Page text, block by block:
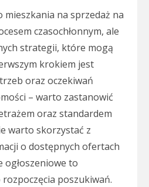
mieszkania na sprzedaż na
czasochłonnym, ale
strategii, które mogą
krokiem jest
oraz oczekiwań
– warto zastanowić
oraz standardem
warto skorzystać z
o dostępnych ofertach
to
rozpoczęcia poszukiwań.